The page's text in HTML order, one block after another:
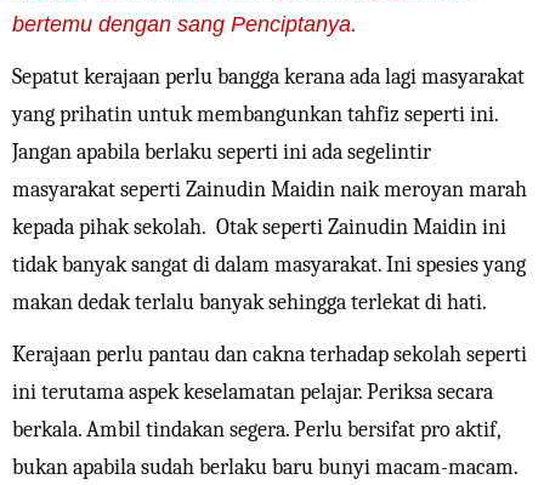
bertemu dengan sang Penciptanya.
Sepatut kerajaan perlu bangga kerana ada lagi masyarakat
yang prihatin untuk membangunkan tahfiz seperti ini.
Jangan apabila berlaku seperti ini ada segelintir
masyarakat seperti Zainudin Maidin naik meroyan marah
kepada pihak sekolah. Otak seperti Zainudin Maidin ini
tidak banyak sangat di dalam masyarakat. Ini spesies yang
makan dedak terlalu banyak sehingga terlekat di hati.
Kerajaan perlu pantau dan cakna terhadap sekolah seperti
ini terutama aspek keselamatan pelajar. Periksa secara
berkala. Ambil tindakan segera. Perlu bersifat pro aktif,
bukan apabila sudah berlaku baru bunyi macam-macam.